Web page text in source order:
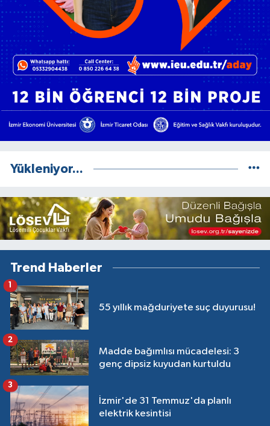
Yükleniyor...
Trend Haberler
55 yıllık mağduriyete suç duyurusu!
Madde bağımlısı mücadelesi: 3
genç dipsiz kuyudan kurtuldu
2
İzmir'de 31 Temmuz'da planlı
elektrik kesintisi
3